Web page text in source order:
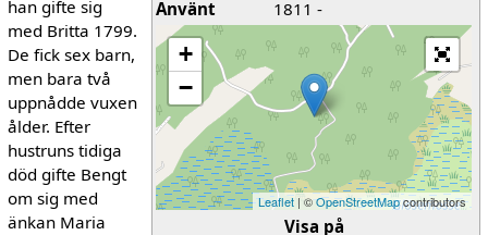
Använt
1811 -
+
−
Leaflet | ©OpenStreetMapcontributors
Visa på
han gifte sig
med Britta 1799.
De fick sex barn,
men bara två
uppnådde vuxen
ålder. Efter
hustruns tidiga
död gifte Bengt
om sig med
änkan Maria